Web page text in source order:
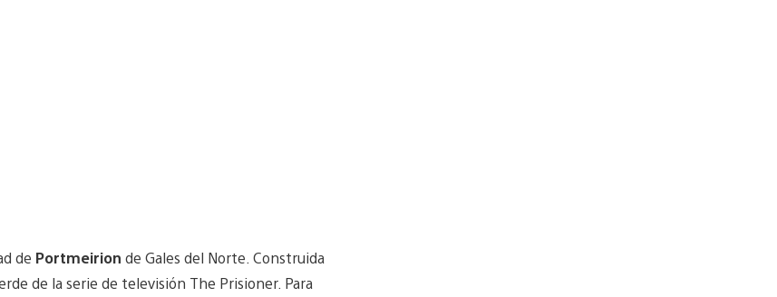
de Portmeirion de Gales del Norte. Construida
de la serie de televisión The Prisioner. Para